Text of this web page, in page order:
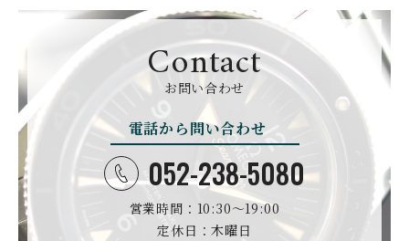
CYRUS CZAPEK
チャペック
D. DORNBLÜTH&SOH
N
D.ドルンブルート＆ゾー
DAMASKO
DANIEL ROTH
ダニエル・ロート
DAVOSA
ダボサ
DUBEY&SCHALDENBR
ダービー&シャルデンブラ
E.C.W
ヨーロピアン・カンパニ
ー・ウォッチ
Contact
お問い合わせ
電話から問い合わせ
052-238-5080
営業時間：10:30〜19:00
定休日：木曜日